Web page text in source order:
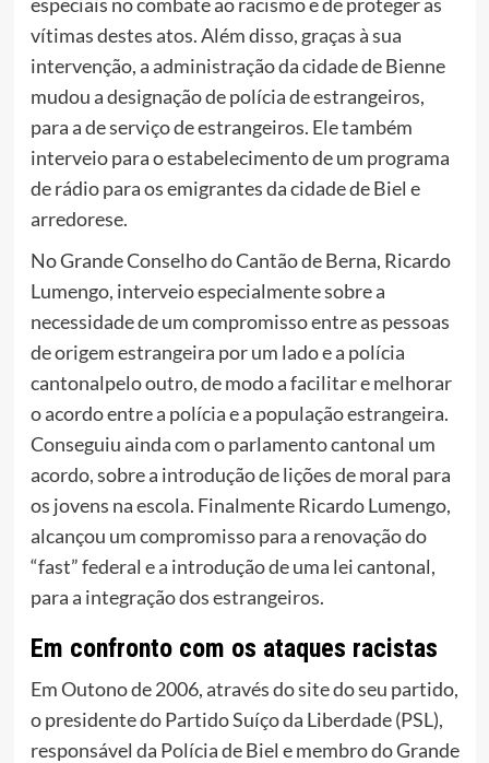
vítimas destes atos. Além disso, graças à sua
intervenção, a administração da cidade de Bienne
mudou a designação de polícia de estrangeiros,
para a de serviço de estrangeiros. Ele também
interveio para o estabelecimento de um programa
de rádio para os emigrantes da cidade de Biel e
arredorese.
No Grande Conselho do Cantão de Berna, Ricardo
Lumengo, interveio especialmente sobre a
necessidade de um compromisso entre as pessoas
de origem estrangeira por um lado e a polícia
cantonalpelo outro, de modo a facilitar e melhorar
o acordo entre a polícia e a população estrangeira.
Conseguiu ainda com o parlamento cantonal um
acordo, sobre a introdução de lições de moral para
os jovens na escola. Finalmente Ricardo Lumengo,
alcançou um compromisso para a renovação do
“fast” federal e a introdução de uma lei cantonal,
para a integração dos estrangeiros.
Em confronto com os ataques racistas
Em Outono de 2006, através do site do seu partido,
o presidente do Partido Suíço da Liberdade (PSL),
responsável da Polícia de Biel e membro do Grande